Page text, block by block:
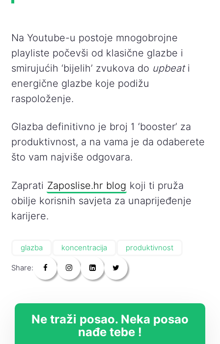
Na Youtube-u postoje mnogobrojne
playliste počevši od klasične glazbe i
smirujućih ‘bijelih’ zvukova do upbeati
energične glazbe koje podižu
raspoloženje.
Glazba definitivno je broj 1 ‘booster’ za
produktivnost, a na vama je da odaberete
što vam najviše odgovara.
Zaprati Zaposlise.hr blog koji ti pruža
obilje korisnih savjeta za unaprijeđenje
karijere.
glazba koncentracija produktivnost
Share:
Ne traži posao. Neka posao
nađe tebe !